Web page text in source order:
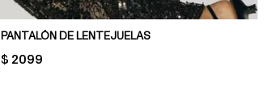
PANTALÓN DE LENTEJUELAS
PRICE:
$ 2099